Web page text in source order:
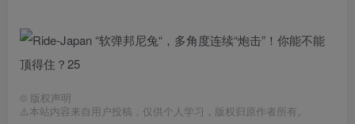
© 版权声明
⚠️本站内容来自用户投稿，仅供个人学习，版权归原作者所有。